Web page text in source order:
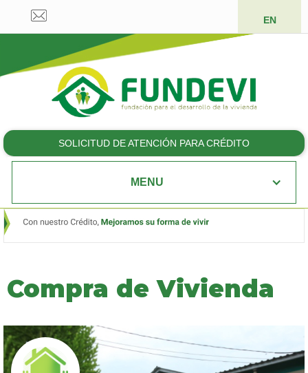
EN
SOLICITUD DE ATENCIÓN PARA CRÉDITO
MENU
Compra de Vivienda